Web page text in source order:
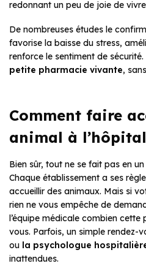
redonnant un peu de joie de
De nombreuses études le
favorise la baisse du stress,
renforce le sentiment de sécurité.
petite pharmacie vivante,
Comment faire
animal à
Bien sûr, tout ne se fait pas en
Chaque établissement a ses
accueillir des animaux. Mais si
rien ne vous empêche de
l’équipe médicale combien
vous. Parfois, un simple rendez-
ou la psychologue
inattendues.